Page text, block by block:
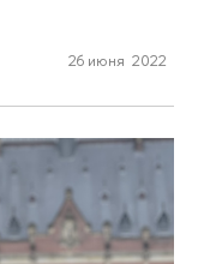
26 июня 2022